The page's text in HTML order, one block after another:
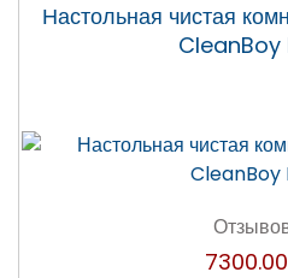
Настольная чистая
CleanBoy